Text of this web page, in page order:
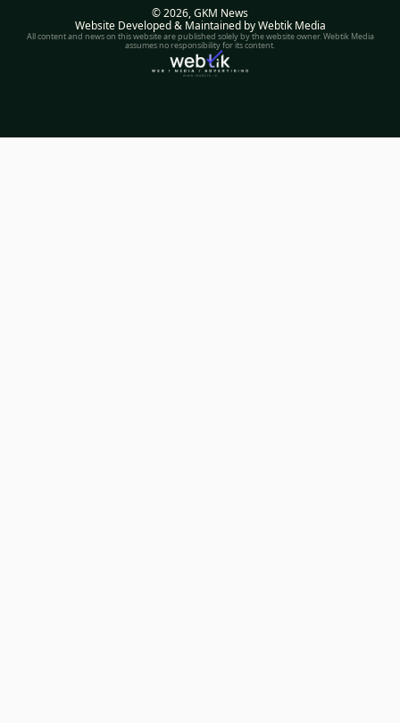
© 2026,GKM News
Website Developed & Maintained by Webtik Media
All content and news on this website are published solely by the website owner. Webtik Media
assumes no responsibility for its content.